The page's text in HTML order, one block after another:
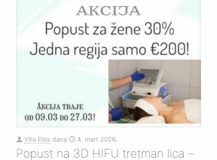
Vita Elos dana 4. mart 2026.
Popust na 3D HIFU tretman lica –